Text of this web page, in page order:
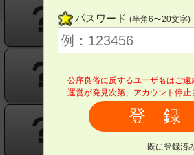
？
？
？
？
？
？
パスワード (半角6〜20文字)
公序良俗に反するユーザ名はご遠
運営が発見次第、アカウント停止
既に登録済